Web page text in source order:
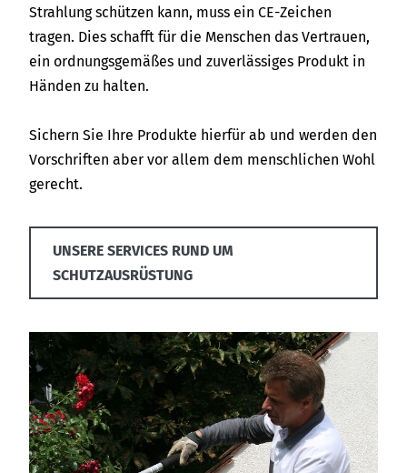
Strahlung schützen kann, muss ein CE-Zeichen
tragen. Dies schafft für die Menschen das Vertrauen,
ein ordnungsgemäßes und zuverlässiges Produkt in
Händen zu halten.
Sichern Sie Ihre Produkte hierfür ab und werden den
Vorschriften aber vor allem dem menschlichen Wohl
gerecht.
UNSERE SERVICES RUND UM
SCHUTZAUSRÜSTUNG